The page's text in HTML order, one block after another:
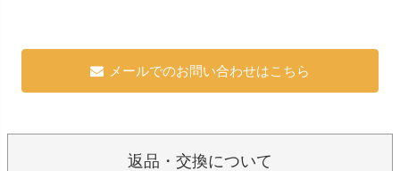
メールでのお問い合わせはこちら
返品・交換について